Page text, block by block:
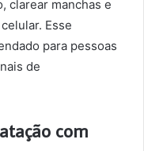
clarear manchas e
Esse
para pessoas
de
com